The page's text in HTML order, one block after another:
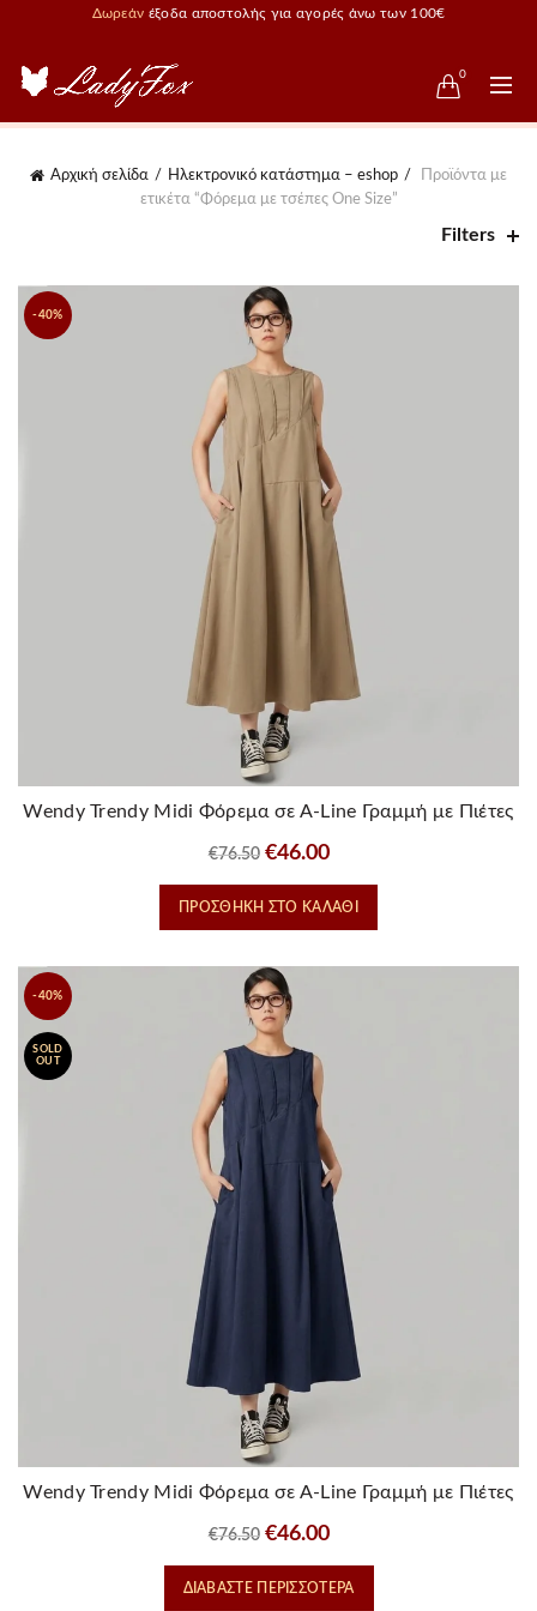
Δωρεάν έξοδα αποστολής για αγορές άνω των 100€
0
Αρχική σελίδα Ηλεκτρονικό κατάστημα – eshop
Προϊόντα με
ετικέτα “Φόρεμα με τσέπες One Size”
Filters
-40%
Wendy Trendy Midi Φόρεμα σε Α-Line Γραμμή με Πιέτες
€76.50 Original
price
was:
€46.00Η
τρέχουσα
τιμή
€46.00.
ΠΡΟΣΘΉΚΗ ΣΤΟ ΚΑΛΆΘΙ
-40%
SOLD
OUT
Wendy Trendy Midi Φόρεμα σε Α-Line Γραμμή με Πιέτες
€76.50 Original
price
was:
€46.00Η
τρέχουσα
τιμή
ΔΙΑΒΆΣΤΕ ΠΕΡΙΣΣΌΤΕΡΑ